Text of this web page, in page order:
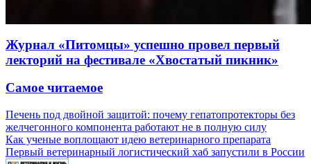
Журнал «Питомцы» успешно провел первый
лекторий на фестивале «Хвостатый пикник»
Самое читаемое
Печень под двойной защитой: почему гепатопротекторы без
желчегонного компонента работают не в полную силу
Как ученые воплощают идею ветеринарного препарата
Первый ветеринарный логистический хаб запустили в России